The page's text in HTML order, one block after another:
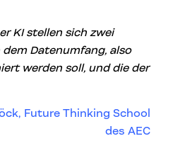
KI stellen sich zwei
dem Datenumfang, also
werden soll, und die der
Future Thinking School
des AEC